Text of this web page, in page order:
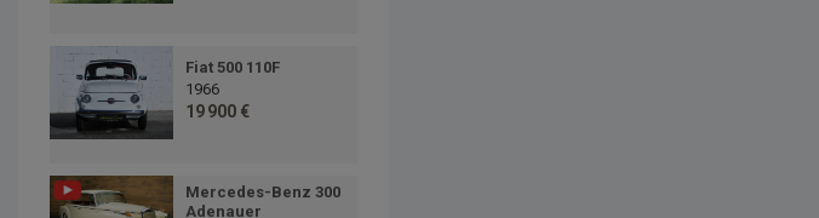
Fiat 500 110F
1966
19 900 €
Mercedes-Benz 300
Adenauer